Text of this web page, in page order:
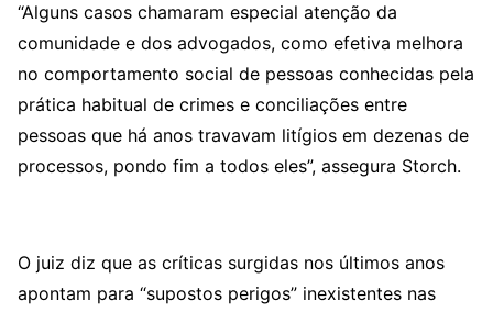
“Alguns casos chamaram especial atenção da
comunidade e dos advogados, como efetiva melhora
no comportamento social de pessoas conhecidas pela
prática habitual de crimes e conciliações entre
pessoas que há anos travavam litígios em dezenas de
processos, pondo fim a todos eles”, assegura Storch.
O juiz diz que as críticas surgidas nos últimos anos
apontam para “supostos perigos” inexistentes nas